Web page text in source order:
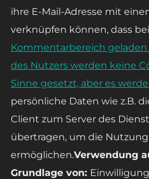
ihre E-Mail-Adresse mit
verknüpfen können, dass
Kommentarbereich
des Nutzers werden keine
Sinne gesetzt, aber es
persönliche Daten wie z.B.
Client zum Server des
übertragen, um die
ermöglichen.Verwendung
Grundlage von: Einwilligung